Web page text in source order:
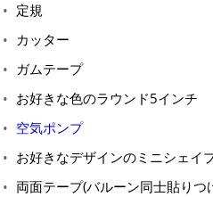
定規
カッター
ガムテープ
お好きな色のラウンド5インチ
空気ポンプ
お好きなデザインのミニシェイ
両面テープ(バルーン同士貼り